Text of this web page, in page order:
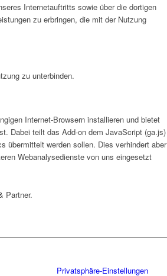
Internetauftritts sowie über die dortigen
zu erbringen, die mit der Nutzung
zu unterbinden.
Internet-Browsern installieren und bietet
Dabei teilt das Add-on dem JavaScript (ga.js)
übermittelt werden sollen. Dies verhindert aber
Webanalysedienste von uns eingesetzt
Partner.
Privatsphäre-Einstellungen